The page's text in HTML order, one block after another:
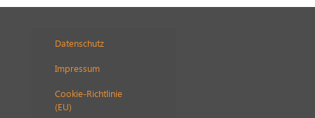
Datenschutz
Impressum
Cookie-Richtlinie
(EU)